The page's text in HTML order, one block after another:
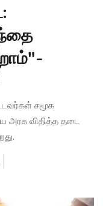
சமூக
விதித்த தடை